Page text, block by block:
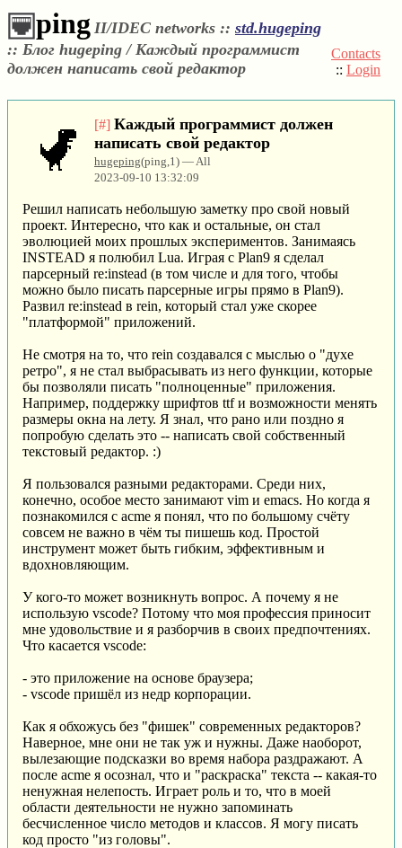
ping II/IDEC networks :: std.hugeping
:: Блог hugeping / Каждый программист
должен написать свой редактор
Contacts
:: Login
[#] Каждый программист должен
написать свой редактор
hugeping(ping,1) — All
2023-09-10 13:32:09
Решил написать небольшую заметку про свой новый
проект. Интересно, что как и остальные, он стал
эволюцией моих прошлых экспериментов. Занимаясь
INSTEAD я полюбил Lua. Играя с Plan9 я сделал
парсерный re:instead (в том числе и для того, чтобы
можно было писать парсерные игры прямо в Plan9).
Развил re:instead в rein, который стал уже скорее
"платформой" приложений.
Не смотря на то, что rein создавался с мыслью о "духе
ретро", я не стал выбрасывать из него функции, которые
бы позволяли писать "полноценные" приложения.
Например, поддержку шрифтов ttf и возможности менять
размеры окна на лету. Я знал, что рано или поздно я
попробую сделать это -- написать свой собственный
текстовый редактор. :)
Я пользовался разными редакторами. Среди них,
конечно, особое место занимают vim и emacs. Но когда я
познакомился с acme я понял, что по большому счёту
совсем не важно в чём ты пишешь код. Простой
инструмент может быть гибким, эффективным и
вдохновляющим.
У кого-то может возникнуть вопрос. А почему я не
использую vscode? Потому что моя профессия приносит
мне удовольствие и я разборчив в своих предпочтениях.
Что касается vscode:
- это приложение на основе браузера;
- vscode пришёл из недр корпорации.
Как я обхожусь без "фишек" современных редакторов?
Наверное, мне они не так уж и нужны. Даже наоборот,
вылезающие подсказки во время набора раздражают. А
после acme я осознал, что и "раскраска" текста -- какая-то
ненужная нелепость. Играет роль и то, что в моей
области деятельности не нужно запоминать
бесчисленное число методов и классов. Я могу писать
код просто "из головы".